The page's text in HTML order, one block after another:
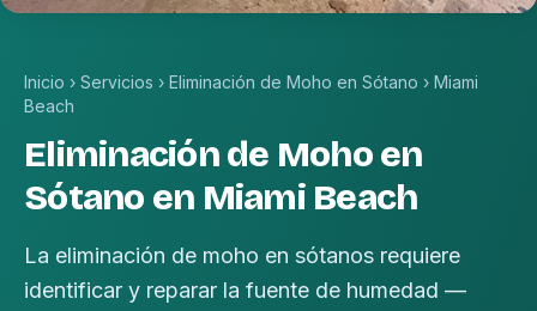
Inicio › Servicios › Eliminación de Moho en Sótano › Miami
Beach
Eliminación de Moho en
Sótano en Miami Beach
La eliminación de moho en sótanos requiere
identificar y reparar la fuente de humedad —